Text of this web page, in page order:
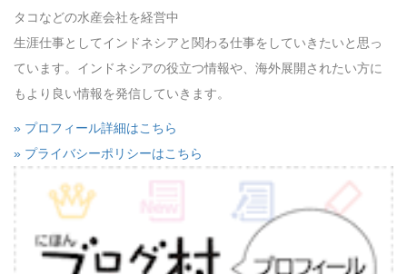
タコなどの水産会社を経営中
生涯仕事としてインドネシアと関わる仕事をしていきたいと思っ
ています。インドネシアの役立つ情報や、海外展開されたい方に
もより良い情報を発信していきます。
» プロフィール詳細はこちら
» プライバシーポリシーはこちら